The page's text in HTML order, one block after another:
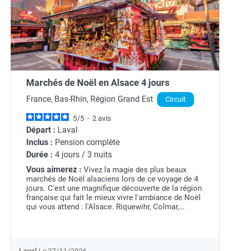
Marchés de Noël en Alsace 4 jours
France, Bas-Rhin, Région Grand Est Circuit
5/5 - 2 avis
Départ : Laval
Inclus : Pension complète
Durée : 4 jours / 3 nuits
Vous aimerez : Vivez la magie des plus beaux
marchés de Noël alsaciens lors de ce voyage de 4
jours. C'est une magnifique découverte de la région
française qui fait le mieux vivre l'ambiance de Noël
qui vous attend : l'Alsace. Riquewihr, Colmar,